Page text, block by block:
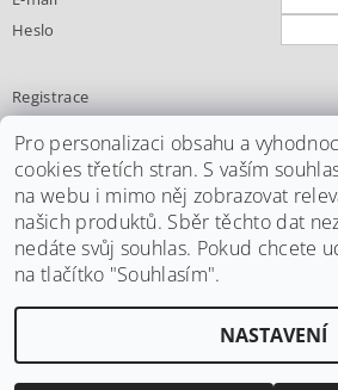
Heslo
Registrace
Zapomenuté heslo
2026 © Office24.cz, všechna práva vyhrazena
Pro personalizaci obsahu a
cookies třetích stran. S vaším
na webu i mimo něj zobrazovat
našich produktů. Sběr těchto dat
nedáte svůj souhlas. Pokud chcete
na tlačítko "Souhlasím".
NASTAVENÍ